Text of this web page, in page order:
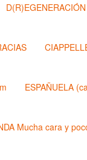
ESPAÑUELA
Mucha cara y